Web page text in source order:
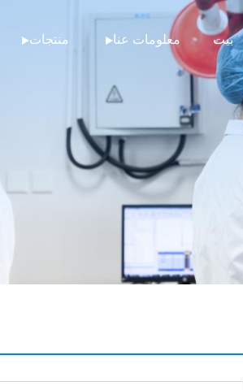
بيت معلومات عنا منتجات